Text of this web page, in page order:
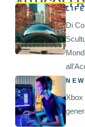
Di
Xbox